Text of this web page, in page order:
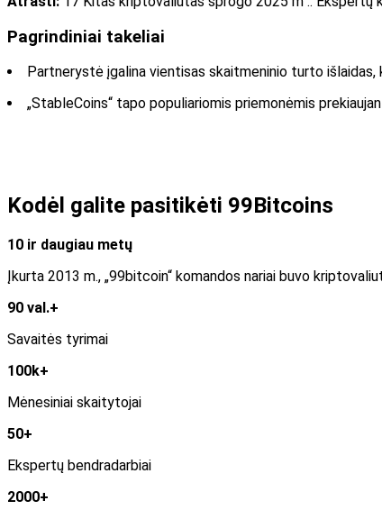
Pagrindiniai takeliai
Partnerystė įgalina vientisas skaitmeninio turto išlaidas,
„StableCoins“ tapo populiariomis priemonėmis
Kodėl galite pasitikėti 99Bitcoins
10 ir daugiau metų
Įkurta 2013 m., „99bitcoin“ komandos nariai buvo
90 val.+
Savaitės tyrimai
100k+
Mėnesiniai skaitytojai
50+
Ekspertų bendradarbiai
2000+